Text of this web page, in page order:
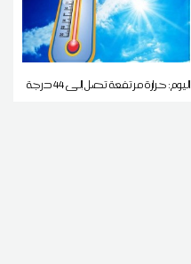
اليوم: حرارة مرتفعة تصل إلى 44 درجة